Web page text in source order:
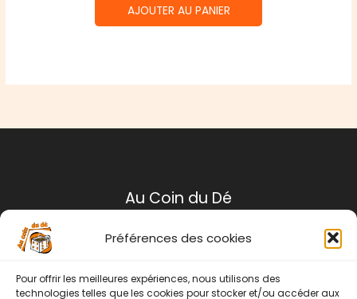
Préférences des cookies
Pour offrir les meilleures expériences, nous utilisons des
technologies telles que les cookies pour stocker et/ou accéder aux
AJOUTER AU PANIER
Au Coin du Dé
Conditions générales de ventes
Politique de retour